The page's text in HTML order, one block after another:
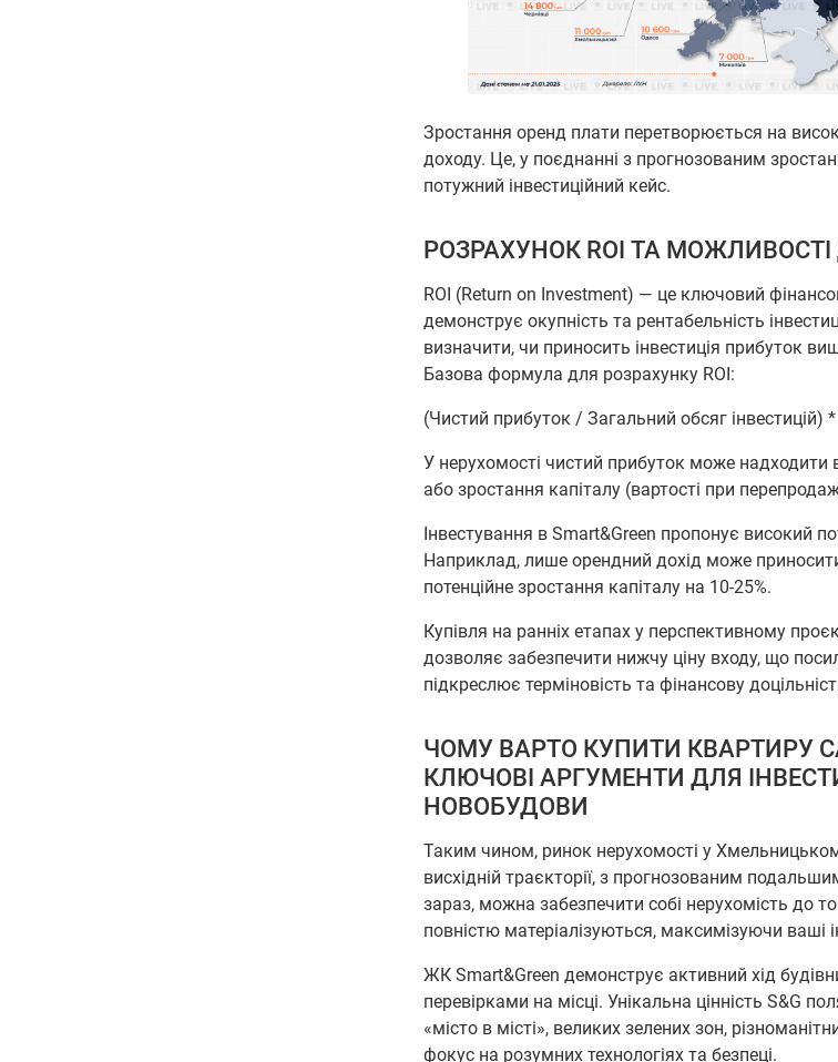
Зростання оренд плати перетворюється на
доходу. Це, у поєднанні з прогнозованим
потужний інвестиційний кейс.
РОЗРАХУНОК ROI ТА МОЖЛИВОСТІ
ROI (Return on Investment) — це ключовий
демонструє окупність та рентабельність
визначити, чи приносить інвестиція прибуток
Базова формула для розрахунку ROI:
(Чистий прибуток / Загальний обсяг інвестицій)
У нерухомості чистий прибуток може надходити
або зростання капіталу (вартості при
Інвестування в Smart&Green пропонує високий
Наприклад, лише орендний дохід може
потенційне зростання капіталу на 10-25%.
Купівля на ранніх етапах у перспективному
дозволяє забезпечити нижчу ціну входу, що
підкреслює терміновість та фінансову
ЧОМУ ВАРТО КУПИТИ КВАРТИРУ
КЛЮЧОВІ АРГУМЕНТИ ДЛЯ
НОВОБУДОВИ
Таким чином, ринок нерухомості у
висхідній траєкторії, з прогнозованим
зараз, можна забезпечити собі нерухомість до
повністю матеріалізуються, максимізуючи ваші
ЖК Smart&Green демонструє активний хід
перевірками на місці. Унікальна цінність S&G
«місто в місті», великих зелених зон,
фокус на розумних технологіях та безпеці.